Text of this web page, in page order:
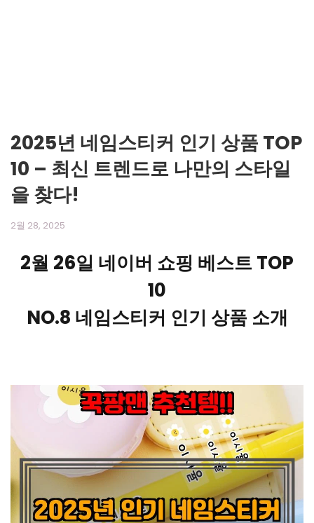
2025년 네임스티커 인기 상품 TOP
10 – 최신 트렌드로 나만의 스타일
을 찾다!
2월 28, 2025
2월 26일 네이버 쇼핑 베스트 TOP
10
NO.8 네임스티커 인기 상품 소개